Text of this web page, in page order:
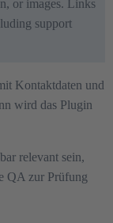
or images. Links
support
Kontaktdaten und
wird das Plugin
relevant sein,
QA zur Prüfung